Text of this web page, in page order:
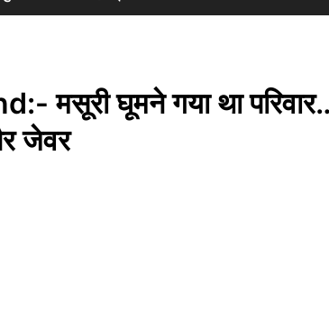
मसूरी घूमने गया था
जेवर